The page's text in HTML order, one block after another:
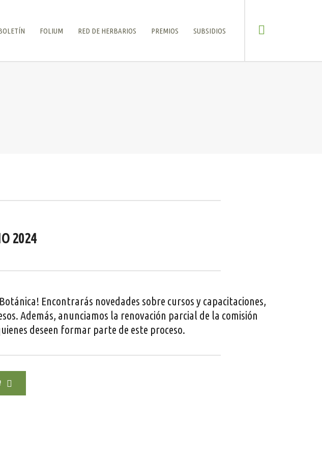
FOLIUM RED DE HERBARIOS PREMIOS SUBSIDIOS
2024
Encontrarás novedades sobre cursos y capacitaciones,
Además, anunciamos la renovación parcial de la comisión
deseen formar parte de este proceso.